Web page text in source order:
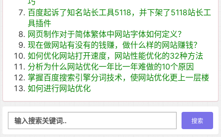
百度起诉了知名站长工具5118，并下架了5118站长工
具插件
网页制作对于简体繁体中网站字体如何定义？
现在做网站有没有的钱赚，做什么样的网站赚钱？
如何优化网站打开速度，网站性能优化的32种方法
分析为什么网站优化一年比一年难做的10个原因
掌握百度搜索引擎分词技术，使网站优化更上一层楼
如何进行网站优化